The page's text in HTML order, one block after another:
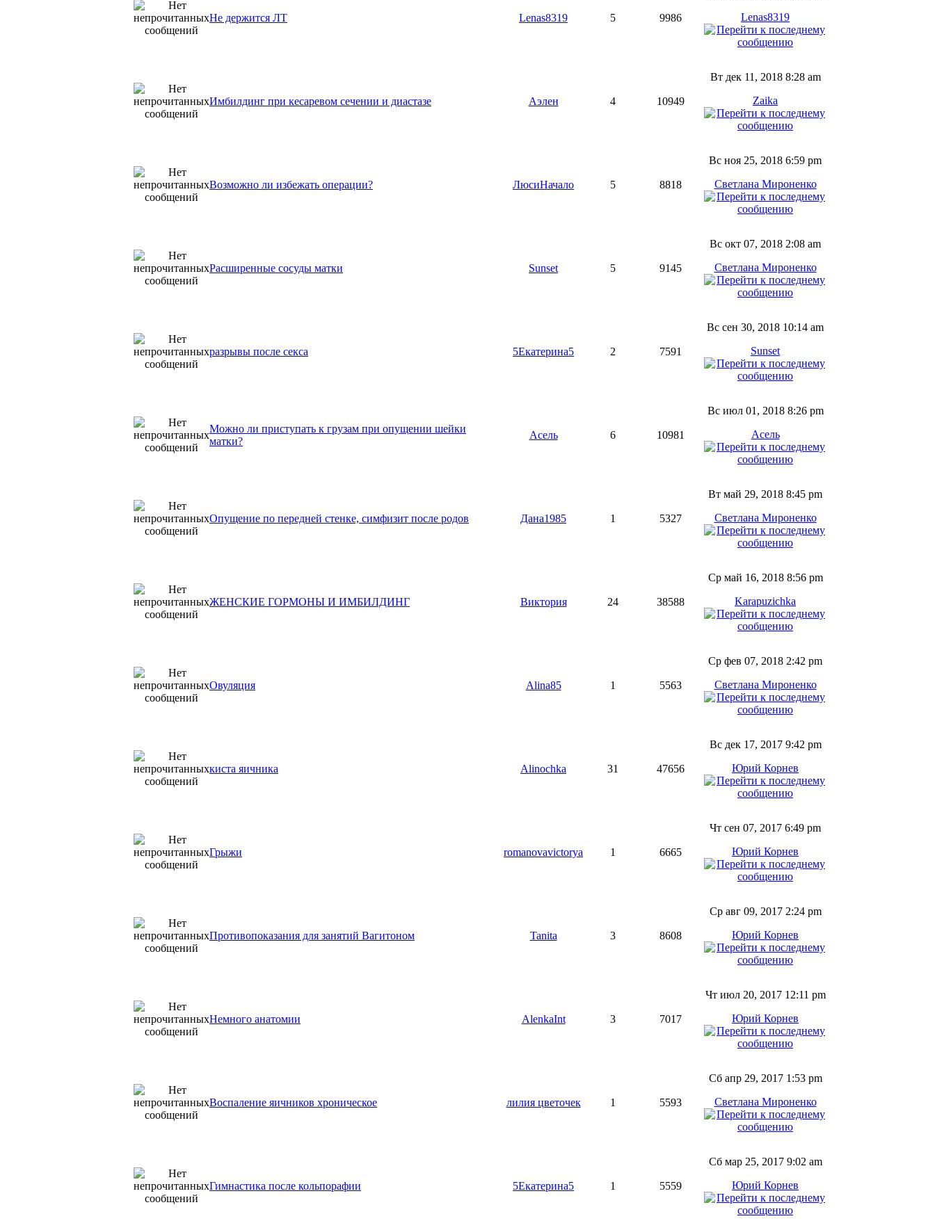
Не держится ЛТ Lenas8319 5 9986
Lenas8319
Имбилдинг при кесаревом сечении и диастазе Аэлен 4 10949
Вт дек 11, 2018 8:28 am
Zaika
Возможно ли избежать операции? ЛюсиНачало 5 8818
Вс ноя 25, 2018 6:59 pm
Светлана Мироненко
Расширенные сосуды матки Sunset 5 9145
Вс окт 07, 2018 2:08 am
Светлана Мироненко
разрывы после секса 5Екатерина5 2 7591
Вс сен 30, 2018 10:14 am
Sunset
Можно ли приступать к грузам при опущении шейки
матки?
Асель 6 10981
Вс июл 01, 2018 8:26 pm
Асель
Опущение по передней стенке, симфизит после родов Дана1985 1 5327
Вт май 29, 2018 8:45 pm
Светлана Мироненко
ЖЕНСКИЕ ГОРМОНЫ И ИМБИЛДИНГ Виктория 24 38588
Ср май 16, 2018 8:56 pm
Karapuzichka
Овуляция Alina85 1 5563
Ср фев 07, 2018 2:42 pm
Светлана Мироненко
киста яичника Alinochka 31 47656
Вс дек 17, 2017 9:42 pm
Юрий Корнев
Грыжи romanovavictorya 1 6665
Чт сен 07, 2017 6:49 pm
Юрий Корнев
Противопоказания для занятий Вагитоном Tanita 3 8608
Ср авг 09, 2017 2:24 pm
Юрий Корнев
Немного анатомии AlenkaInt 3 7017
Чт июл 20, 2017 12:11 pm
Юрий Корнев
Воспаление яичников хроническое лилия цветочек 1 5593
Сб апр 29, 2017 1:53 pm
Светлана Мироненко
Гимнастика после кольпорафии 5Екатерина5 1 5559
Сб мар 25, 2017 9:02 am
Юрий Корнев